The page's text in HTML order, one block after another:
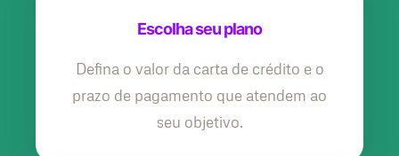
Escolha seu plano
Defina o valor da carta de crédito e o
prazo de pagamento que atendem ao
seu objetivo.